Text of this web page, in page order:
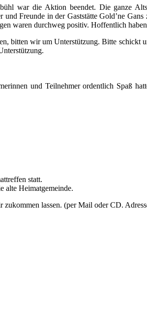
war die Aktion beendet. Die ganze
Freunde in der Gaststätte Gold’ne
waren durchweg positiv. Hoffentlich
bitten wir um Unterstützung. Bitte schickt
und Teilnehmer ordentlich Spaß
statt.
alte Heimatgemeinde.
lassen. (per Mail oder CD.